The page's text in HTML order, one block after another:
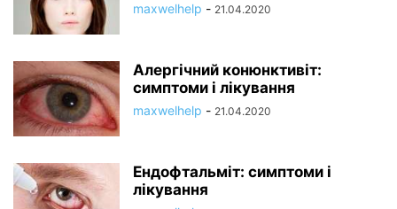
maxwelhelp - 21.04.2020
Алергічний конюнктивіт:
симптоми і лікування
maxwelhelp - 21.04.2020
Ендофтальміт: симптоми і
лікування